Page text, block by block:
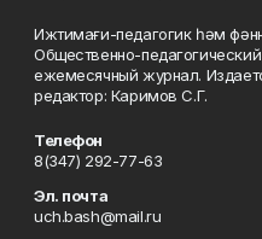
Ижтимағи-педагогик һәм
Общественно-
ежемесячный журнал.
редактор: Каримов С.Г.
Телефон
8(347) 292-77-63
Эл. почта
uch.bash@mail.ru